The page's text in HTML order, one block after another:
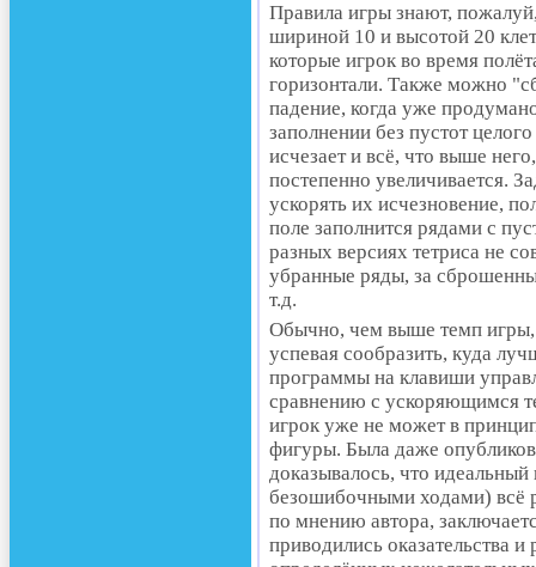
Правила игры знают,
шириной 10 и высотой 20
которые игрок во время
горизонтали. Также можно
падение, когда уже
заполнении без пустот
исчезает и всё, что выше
постепенно увеличивается.
ускорять их исчезновение,
поле заполнится рядами с
разных версиях тетриса не
убранные ряды, за
т.д.
Обычно, чем выше темп игры,
успевая сообразить, куда
программы на клавиши
сравнению с ускоряющимся
игрок уже не может в
фигуры. Была даже
доказывалось, что
безошибочными ходами) всё
по мнению автора,
приводились оказательства